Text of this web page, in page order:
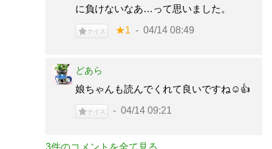
に負けないなあ…って思いました。
ナイス ★1 04/14 08:49
どあら
娘ちゃんも読んでくれて良いですね☺️👍
ナイス 04/14 09:21
3件のコメントを全て見る